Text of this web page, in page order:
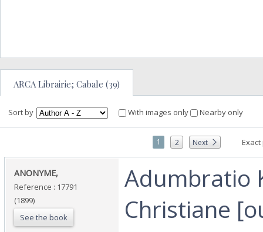
ARCA Librairie; Cabale (39)
Sort by With images only Nearby only
1 2 Next
‎ANONYME,‎
Reference : 17791
(1899)
See the book
‎Adumbratio
Christiane